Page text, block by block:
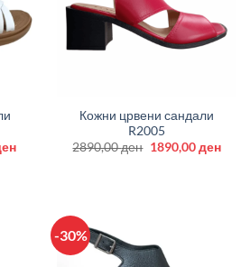
Current
Кожни црвени сандали
R2005
2890,00ден Original
1890,00ден
-30%